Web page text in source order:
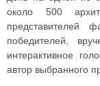
около 500
представителей
победителей,
интерактивное
автор выбранного